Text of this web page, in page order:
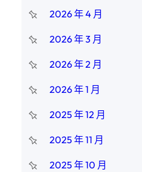
2026 年 4 月
2026 年 3 月
2026 年 2 月
2026 年 1 月
2025 年 12 月
2025 年 11 月
2025 年 10 月